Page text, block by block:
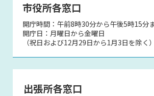
市役所各窓口
開庁時間：午前8時30分から午後5時15分
開庁日：月曜日から金曜日
（祝日および12月29日から1月3日を除く）
出張所各窓口